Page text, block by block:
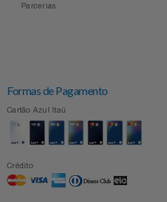
Parcerias
Formas de Pagamento
Cartão Azul Itaú
Crédito